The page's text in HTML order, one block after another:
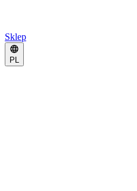
Sklep
PL